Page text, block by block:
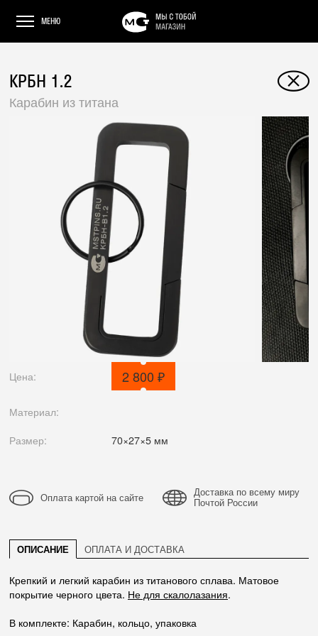
МЕНЮ
КРБН 1.2
Карабин из титана
Цена: 2 800 ₽
Материал:
Размер:
70×27×5 мм
Оплата картой на сайте Доставка по всему миру
Почтой России
ОПИСАНИЕ ОПЛАТА И ДОСТАВКА
Крепкий и легкий карабин из титанового сплава. Матовое
покрытие черного цвета. Не для скалолазания.
В комплекте: Карабин, кольцо, упаковка